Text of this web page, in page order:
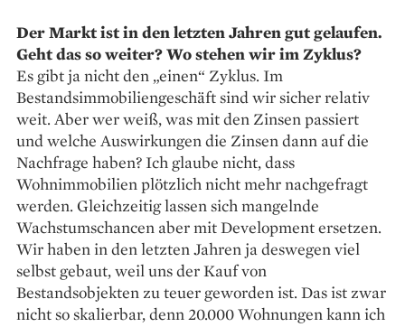
Der Markt ist in den letzten Jahren gut gelaufen.
Geht das so weiter? Wo stehen wir im Zyklus?
Es gibt ja nicht den „einen“ Zyklus. Im
Bestandsimmobiliengeschäft sind wir sicher relativ
weit. Aber wer weiß, was mit den Zinsen passiert
und welche Auswirkungen die Zinsen dann auf die
Nachfrage haben? Ich glaube nicht, dass
Wohnimmobilien plötzlich nicht mehr nachgefragt
werden. Gleichzeitig lassen sich mangelnde
Wachstumschancen aber mit Development ersetzen.
Wir haben in den letzten Jahren ja deswegen viel
selbst gebaut, weil uns der Kauf von
Bestandsobjekten zu teuer geworden ist. Das ist zwar
nicht so skalierbar, denn 20.000 Wohnungen kann ich